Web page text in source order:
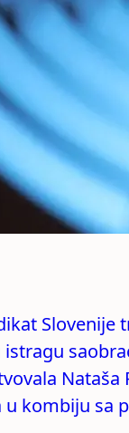
Slovenije
Nataša
u kombiju sa